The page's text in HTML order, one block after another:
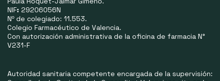
NIF: 29206056N
Nº de colegiado: 11.553.
Colegio Farmacéutico de Valencia.
Con autorización administrativa de la oficina de farmacia N°
V231-F
Autoridad sanitaria competente encargada de la supervisión: